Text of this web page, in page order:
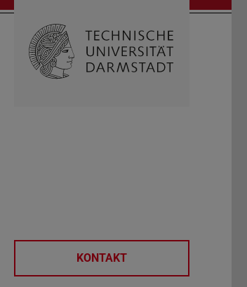
Suche öffnen
KONTAKT